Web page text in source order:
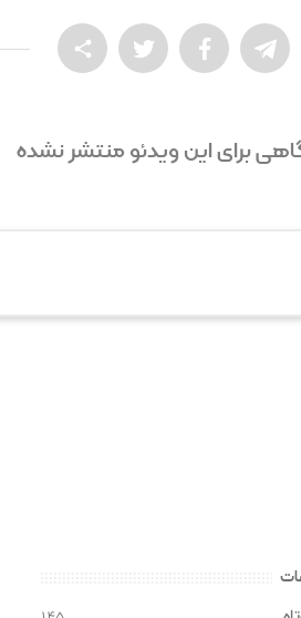

برای این ویدئو منتشر نشده